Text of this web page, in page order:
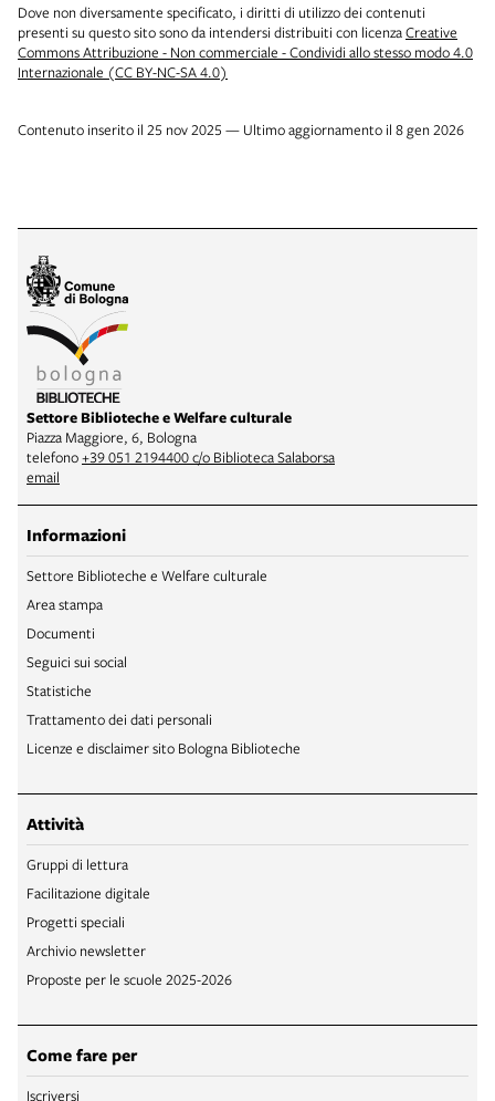
Dove non diversamente specificato, i diritti di utilizzo dei contenuti
presenti su questo sito sono da intendersi distribuiti con licenzaCreative
Commons Attribuzione - Non commerciale - Condividi allo stesso modo 4.0
Internazionale (CC BY-NC-SA 4.0)
Contenuto inserito il 25 nov 2025 — Ultimo aggiornamento il 8 gen 2026
Settore Biblioteche e Welfare culturale
Piazza Maggiore, 6, Bologna
telefono+39 051 2194400 c/o Biblioteca Salaborsa
email
Informazioni
Settore Biblioteche e Welfare culturale
Area stampa
Documenti
Seguici sui social
Statistiche
Trattamento dei dati personali
Licenze e disclaimer sito Bologna Biblioteche
Attività
Gruppi di lettura
Facilitazione digitale
Progetti speciali
Archivio newsletter
Proposte per le scuole 2025-2026
Come fare per
Iscriversi